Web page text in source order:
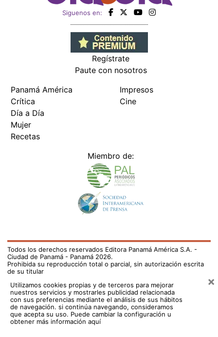
Siguenos en:
Regístrate
Paute con nosotros
Panamá América
Crítica
Día a Día
Mujer
Recetas
Impresos
Cine
Miembro de:
Todos los derechos reservados Editora Panamá América S.A. -
Ciudad de Panamá - Panamá 2026.
Prohibida su reproducción total o parcial, sin autorización escrita
de su titular
Utilizamos cookies propias y de terceros para mejorar
nuestros servicios y mostrarles publicidad relacionada
con sus preferencias mediante el análisis de sus hábitos
de navegación. si continúa navegando, consideramos
que acepta su uso. Puede cambiar la configuración u
obtener más información aquí
×